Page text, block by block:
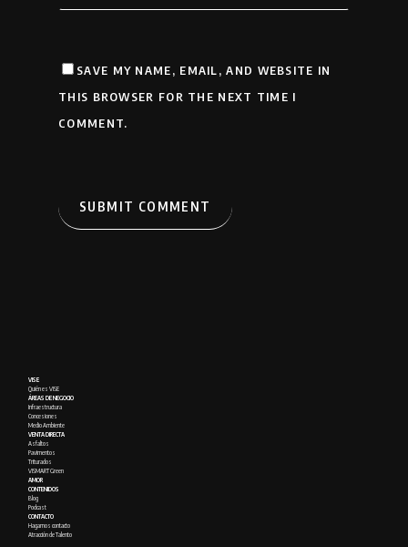
SAVE MY NAME, EMAIL, AND WEBSITE IN
THIS BROWSER FOR THE NEXT TIME I
COMMENT.
VISE
Quién es VISE
ÁREAS DE NEGOCIO
Infraestructura
Concesiones
Medio Ambiente
VENTA DIRECTA
Asfaltos
Pavimentos
Triturados
VISMART Green
AMOR
CONTENIDOS
Blog
Podcast
CONTACTO
Hagamos contacto
Atracción de Talento